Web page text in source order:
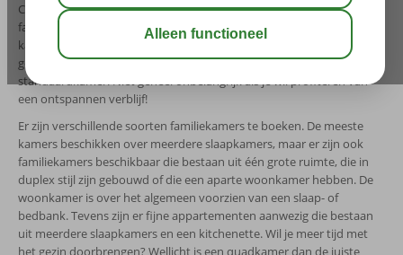
Corendon beschikt over een groot aanbod hotels met
familiekamers. In deze familiehotels verblijf je in een extra ruime
kamer die van alle gemakken voorzien is. Door de extra ruimte
geniet je van net iets meer privacy en comfort dan in een
standaardkamer. Niet geheel onbelangrijk als je wil profiteren van
een ontspannen verblijf!
Er zijn verschillende soorten familiekamers te boeken. De meeste
kamers beschikken over meerdere slaapkamers, maar er zijn ook
familiekamers beschikbaar die bestaan uit één grote ruimte, die in
duplex stijl zijn gebouwd of die een aparte woonkamer hebben. De
woonkamer is over het algemeen voorzien van een slaap- of
bedbank. Tevens zijn er fijne appartementen aanwezig die bestaan
uit meerdere slaapkamers en een kitchenette. Wil je meer tijd met
het gezin doorbrengen? Wellicht is een quadkamer dan de juiste